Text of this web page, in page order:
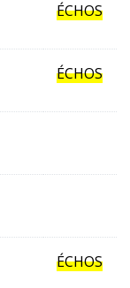
ÉCHOS
ÉCHOS
ÉCHOS